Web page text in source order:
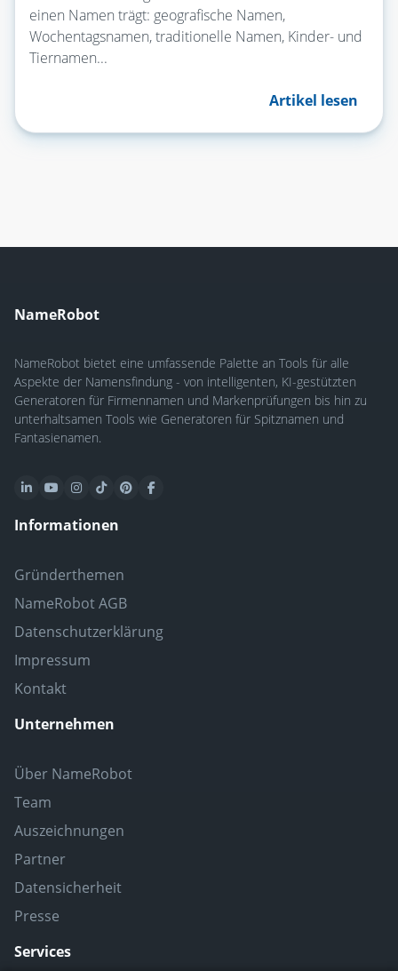
einen Namen trägt: geografische Namen,
Wochentagsnamen, traditionelle Namen, Kinder- und
Tiernamen...
Artikel lesen
NameRobot
NameRobot bietet eine umfassende Palette an Tools für alle
Aspekte der Namensfindung - von intelligenten, KI-gestützten
Generatoren für Firmennamen und Markenprüfungen bis hin zu
unterhaltsamen Tools wie Generatoren für Spitznamen und
Fantasienamen.
Informationen
Gründerthemen
NameRobot AGB
Datenschutzerklärung
Impressum
Kontakt
Unternehmen
Über NameRobot
Team
Auszeichnungen
Partner
Datensicherheit
Presse
Services